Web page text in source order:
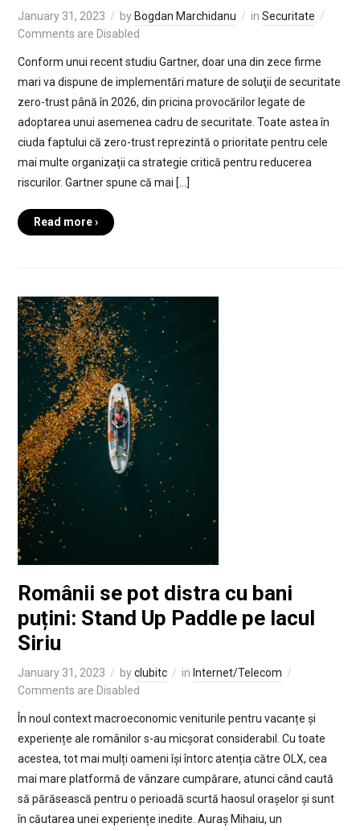
January 31, 2023 by Bogdan Marchidanu in Securitate
Comments are Disabled
Conform unui recent studiu Gartner, doar una din zece firme
mari va dispune de implementări mature de soluţii de securitate
zero-trust până în 2026, din pricina provocărilor legate de
adoptarea unui asemenea cadru de securitate. Toate astea în
ciuda faptului că zero-trust reprezintă o prioritate pentru cele
mai multe organizaţii ca strategie critică pentru reducerea
riscurilor. Gartner spune că mai […]
Read more ›
Românii se pot distra cu bani
puțini: Stand Up Paddle pe lacul
Siriu
January 31, 2023 byclubitc in Internet/Telecom
Comments are Disabled
În noul context macroeconomic veniturile pentru vacanțe și
experiențe ale românilor s-au micșorat considerabil. Cu toate
acestea, tot mai mulți oameni își întorc atenția către OLX, cea
mai mare platformă de vânzare cumpărare, atunci când caută
să părăsească pentru o perioadă scurtă haosul orașelor și sunt
în căutarea unei experiențe inedite. Auraș Mihaiu, un